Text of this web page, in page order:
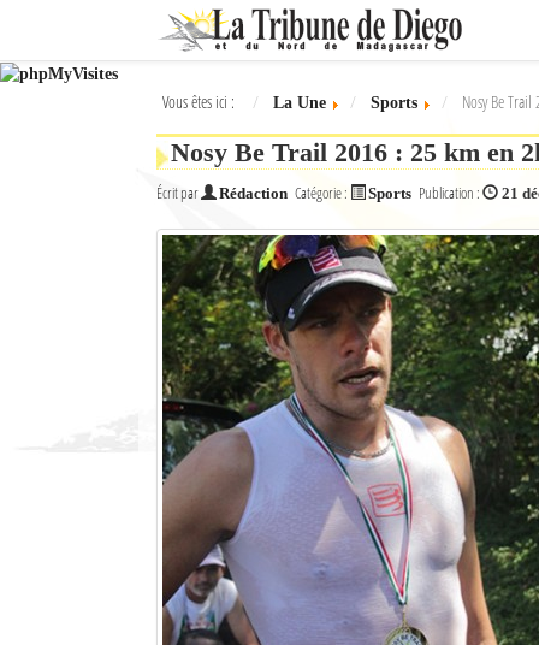
Ok
L'actualité à Diego Suarez
Vous êtes ici : La Une Sports Nosy Be
Nosy Be Trail 2016 : 25 km en
Écrit par Rédaction Catégorie : Sports Publication : 21